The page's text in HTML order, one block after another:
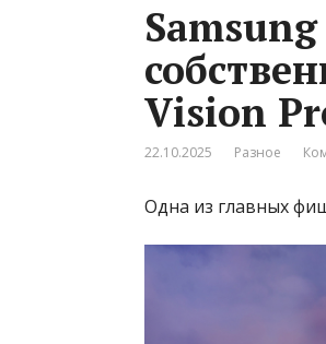
Vision
22.10.2025 Разное
Одна из главных